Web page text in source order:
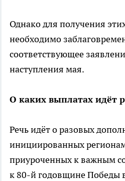
Однако для получения
необходимо
соответствующее
наступления мая.
О каких выплатах идёт
Речь идёт о разовых
инициированных
приуроченных к важным
к 80-й годовщине Победы